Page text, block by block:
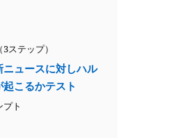
ステップ）
ュースに対しハル
こるかテスト
ト